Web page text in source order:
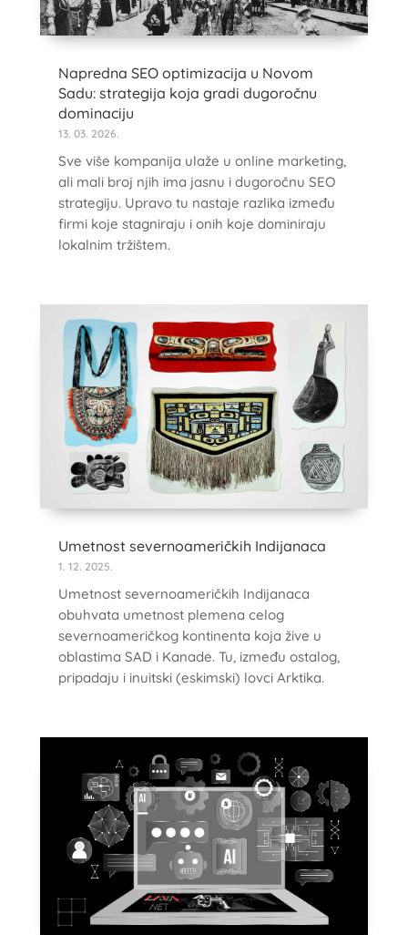
Napredna SEO optimizacija u Novom
Sadu: strategija koja gradi dugoročnu
dominaciju
13. 03. 2026.
Sve više kompanija ulaže u online marketing,
ali mali broj njih ima jasnu i dugoročnu SEO
strategiju. Upravo tu nastaje razlika između
firmi koje stagniraju i onih koje dominiraju
lokalnim tržištem.
Umetnost severnoameričkih Indijanaca
1. 12. 2025.
Umetnost severnoameričkih Indijanaca
obuhvata umetnost plemena celog
severnoameričkog kontinenta koja žive u
oblastima SAD i Kanade. Tu, između ostalog,
pripadaju i inuitski (eskimski) lovci Arktika.